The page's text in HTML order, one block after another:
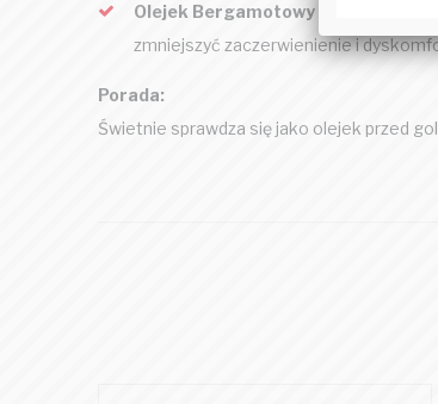
Olejek Bergamotowy – Znany z
zmniejszyć zaczerwienienie i
Porada:
Świetnie sprawdza się jako olejek przed